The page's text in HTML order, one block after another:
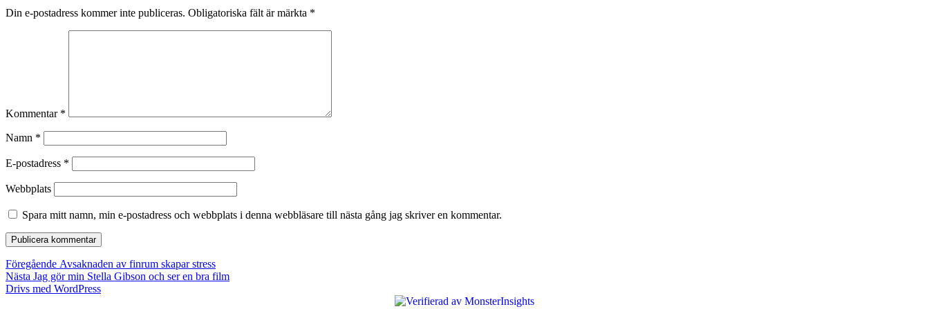
Din e-postadress kommer inte publiceras. Obligatoriska fält är märkta *
Kommentar *
Namn *
E-postadress *
Webbplats
Spara mitt namn, min e-postadress och webbplats i denna webbläsare till nästa gång jag skriver en kommentar.
Inläggsnavigering
Föregående Föregående
inlägg:
Avsaknaden av finrum skapar stress
Nästa Nästa
inlägg:
Jag gör min Stella Gibson och ser en bra film
Drivs med WordPress